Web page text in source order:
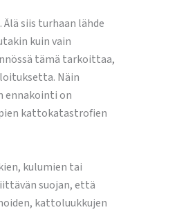
siis turhaan lähde
kuin vain
tämä tarkoittaa,
Näin
ennakointi on
kattokatastrofien
kulumien tai
suojan, että
kattoluukkujen